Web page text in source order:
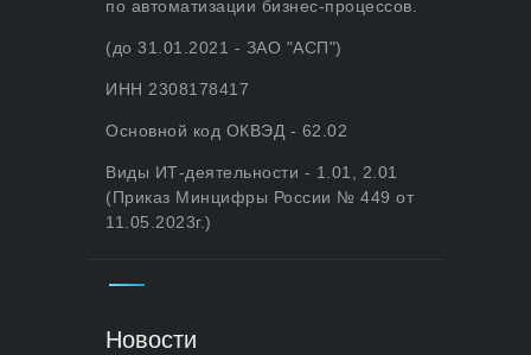
по автоматизации бизнес-процессов.
(до 31.01.2021 - ЗАО "АСП")
ИНН 2308178417
Основной код ОКВЭД - 62.02
Виды ИТ-деятельности - 1.01, 2.01
(Приказ Минцифры России № 449 от
11.05.2023г.)
Новости